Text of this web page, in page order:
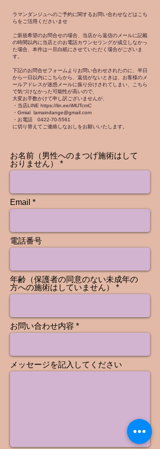
ラマンダンジュへのご予約に関するお問い合わせなどはこち
らをご活用くださいませ
ご新規希望のお問合せの場合、当店から返信のメールに記載
の時間以内に当店とのお電話カウンセリングが成立しなかっ
た場合、本件は一旦白紙にさせていただく場合がございま
す。
下記のお問合せフォームよりお問い合わせされたのに、半日
から一日以内にこちらから、返信がないときは、お客様のメ
ールアドレスが迷惑メールに振り分けされてしまい、こちら
で気づけなかった可能性が高いので、
大変お手数かけて申し訳ございませんが、
・当店LINE https://lin.ee/iMUTcmC
・Gmial lamaindange@gmail.com
・お電話 0422-70-5561
​に切り替えてご連絡しなおしをお願いいたします。
お名前（男性へのまつげ施術はして
おりません）
Email
電話番号
年齢（保護者の同意のない未成年の
方への施術はしていません）
お問い合わせ内容
メッセージを記入してください